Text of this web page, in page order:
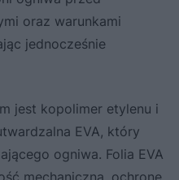
oraz warunkami
jednocześnie
jest kopolimer etylenu i
EVA, który
ogniwa. Folia EVA
mechaniczną, ochronę